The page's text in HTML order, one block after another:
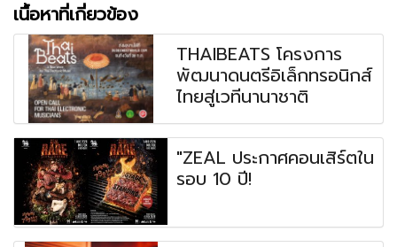
เนื้อหาที่เกี่ยวข้อง
THAIBEATS โครงการ
พัฒนาดนตรีอิเล็กทรอนิกส์
ไทยสู่เวทีนานาชาติ
"ZEAL ประกาศคอนเสิร์ตใน
รอบ 10 ปี!